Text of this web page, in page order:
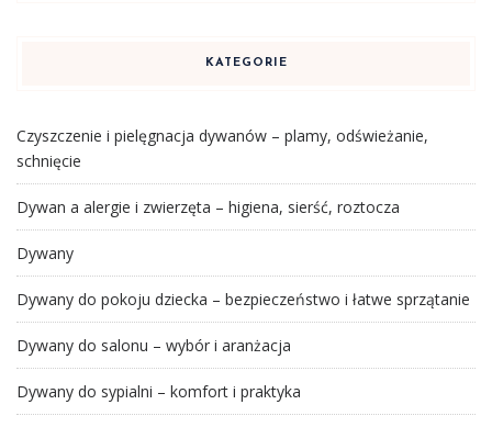
KATEGORIE
Czyszczenie i pielęgnacja dywanów – plamy, odświeżanie,
schnięcie
Dywan a alergie i zwierzęta – higiena, sierść, roztocza
Dywany
Dywany do pokoju dziecka – bezpieczeństwo i łatwe sprzątanie
Dywany do salonu – wybór i aranżacja
Dywany do sypialni – komfort i praktyka